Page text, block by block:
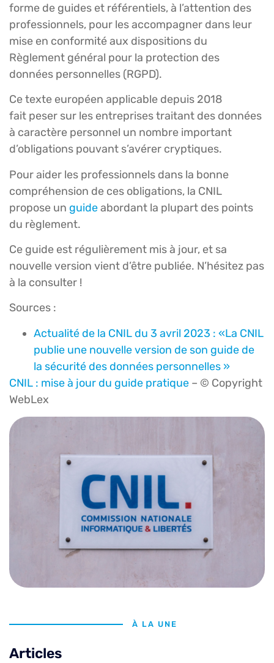
forme de guides et référentiels, à l’attention des
professionnels, pour les accompagner dans leur
mise en conformité aux dispositions du
Règlement général pour la protection des
données personnelles (RGPD).
Ce texte européen applicable depuis 2018
fait peser sur les entreprises traitant des données
à caractère personnel un nombre important
d’obligations pouvant s’avérer cryptiques.
Pour aider les professionnels dans la bonne
compréhension de ces obligations, la CNIL
propose un guideabordant la plupart des points
du règlement.
Ce guide est régulièrement mis à jour, et sa
nouvelle version vient d’être publiée. N’hésitez pas
à la consulter !
Sources :
Actualité de la CNIL du 3 avril 2023 : «La CNIL
publie une nouvelle version de son guide de
la sécurité des données personnelles »
CNIL : mise à jour du guide pratique – © Copyright
WebLex
À LA UNE
Articles